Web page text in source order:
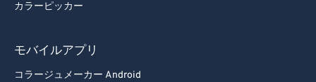
カラーピッカー
モバイルアプリ
コラージュメーカー Android